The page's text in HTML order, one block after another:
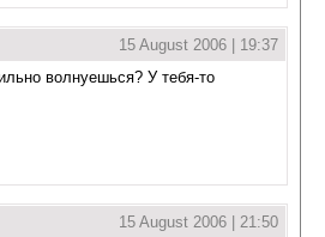
15 August 2006 | 19:37
волнуешься? У тебя-то
15 August 2006 | 21:50